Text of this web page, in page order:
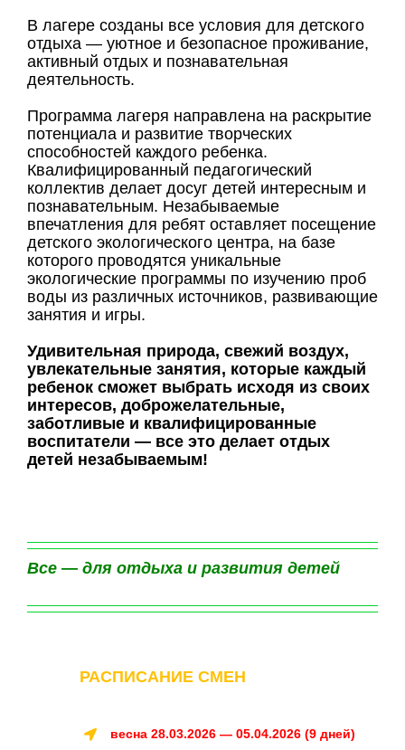
В лагере созданы все условия для детского
отдыха — уютное и безопасное проживание,
активный отдых и познавательная
деятельность.
Программа лагеря направлена на раскрытие
потенциала и развитие творческих
способностей каждого ребенка.
Квалифицированный педагогический
коллектив делает досуг детей интересным и
познавательным. Незабываемые
впечатления для ребят оставляет посещение
детского экологического центра, на базе
которого проводятся уникальные
экологические программы по изучению проб
воды из различных источников, развивающие
занятия и игры.
Удивительная природа, свежий воздух,
увлекательные занятия, которые каждый
ребенок сможет выбрать исходя из своих
интересов, доброжелательные,
заботливые и квалифицированные
воспитатели — все это делает отдых
детей незабываемым!
Все — для отдыха и развития детей
РАСПИСАНИЕ СМЕН
весна 28.03.2026 — 05.04.2026 (9 дней)